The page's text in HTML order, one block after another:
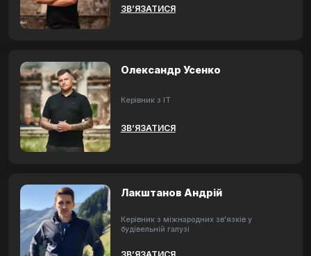
ЗВ’ЯЗАТИСЯ
Олександр Усенко
Керівник з ІТ
ЗВ’ЯЗАТИСЯ
Лакштанов Андрій
Керівник з міжнародних зв'язків у
будівельній галузі